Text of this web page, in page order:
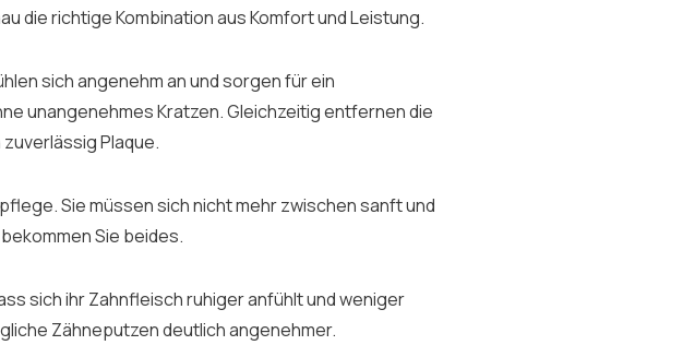
die richtige Kombination aus Komfort und Leistung.
sich angenehm an und sorgen für ein
unangenehmes Kratzen. Gleichzeitig entfernen die
Plaque.
Sie müssen sich nicht mehr zwischen sanft und
Sie beides.
sich ihr Zahnfleisch ruhiger anfühlt und weniger
Zähneputzen deutlich angenehmer.